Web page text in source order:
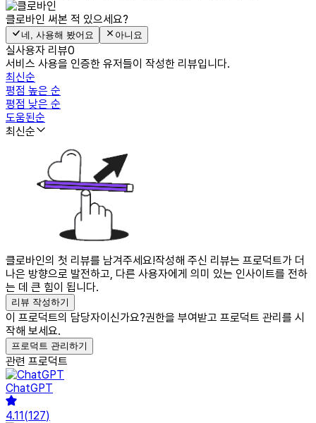
클로바인 써본 적 있으세요?
네, 사용해 봤어요 아니요
실사용자 리뷰0
서비스 사용을 인증한 유저들이 작성한 리뷰입니다.
최신순
평점 높은 순
평점 낮은 순
도움된순
최신순
클로바인의 첫 리뷰를 남겨주세요!작성해 주신 리뷰는 프로덕트가 더
나은 방향으로 발전하고, 다른 사용자에게 의미 있는 인사이트를 전하
는 데 큰 힘이 됩니다.
리뷰 작성하기
이 프로덕트의 담당자이신가요?권한을 부여받고 프로덕트 관리를 시
작해 보세요.
프로덕트 관리하기
관련 프로덕트
ChatGPT
4.11(127)